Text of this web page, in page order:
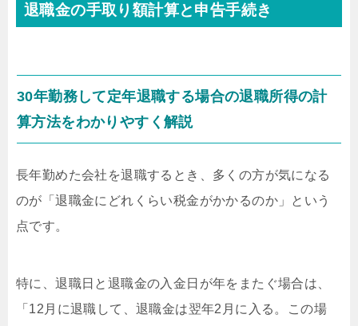
退職金の手取り額計算と申告手続き
30年勤務して定年退職する場合の退職所得の計
算方法をわかりやすく解説
長年勤めた会社を退職するとき、多くの方が気になる
のが「退職金にどれくらい税金がかかるのか」という
点です。
特に、退職日と退職金の入金日が年をまたぐ場合は、
「12月に退職して、退職金は翌年2月に入る。この場